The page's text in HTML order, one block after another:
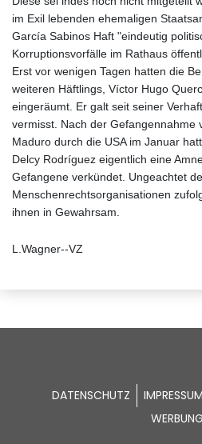
im Exil lebenden ehemaligen
García Sabinos Haft "eindeutig
Korruptionsvorfälle im Rathaus
Erst vor wenigen Tagen hatten die
weiteren Häftlings, Víctor Hugo
eingeräumt. Er galt seit seiner
vermisst. Nach der Gefangennahme
Maduro durch die USA im Januar
Delcy Rodríguez eigentlich eine
Gefangene verkündet. Ungeachtet
Menschenrechtsorganisationen
ihnen in Gewahrsam.
L.Wagner--VZ
DATENSCHUTZ IMPRESSUM
WERBUNG